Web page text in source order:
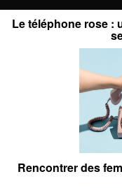
Le téléphone rose :
Rencontrer des